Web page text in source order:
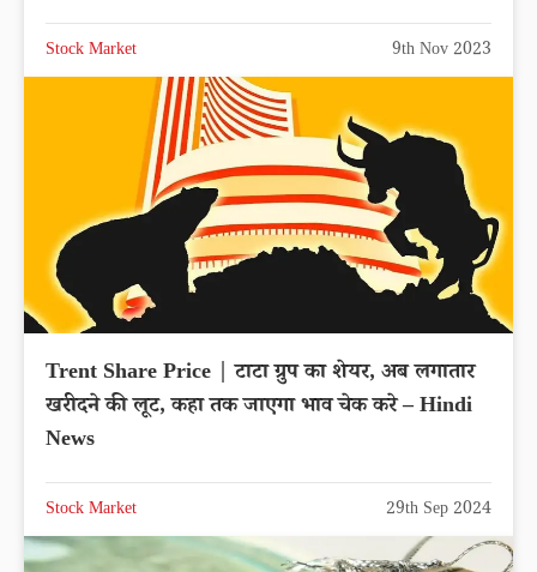
Stock Market 9th Nov 2023
Trent Share Price | टाटा ग्रुप का शेयर, अब लगातार
खरीदने की लूट, कहा तक जाएगा भाव चेक करे – Hindi
News
Stock Market 29th Sep 2024